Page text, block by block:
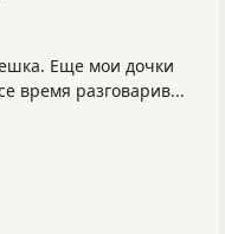
Еще мои дочки
время разговарив...